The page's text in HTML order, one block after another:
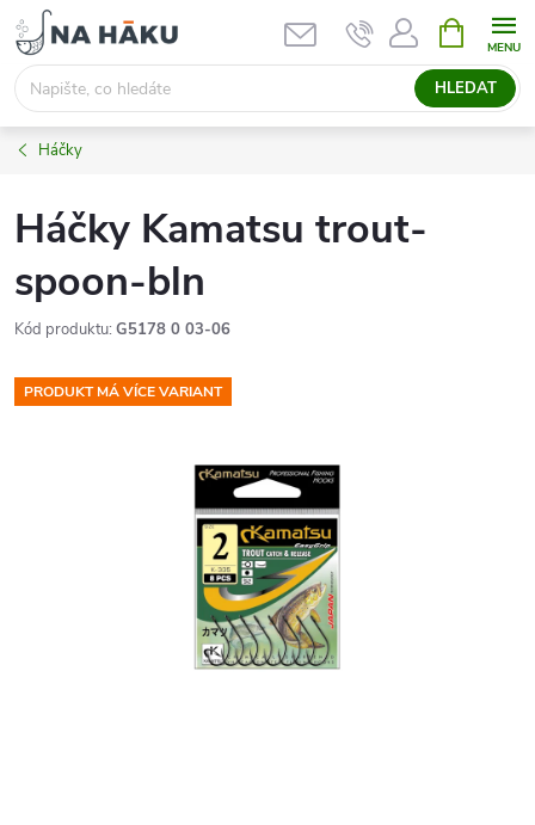
Přejít
na
obsah
HLEDAT
NÁKUPNÍ
KOŠÍK
Háčky
Háčky Kamatsu trout-
spoon-bln
Kód produktu: G5178 0 03-06
PRODUKT MÁ VÍCE VARIANT